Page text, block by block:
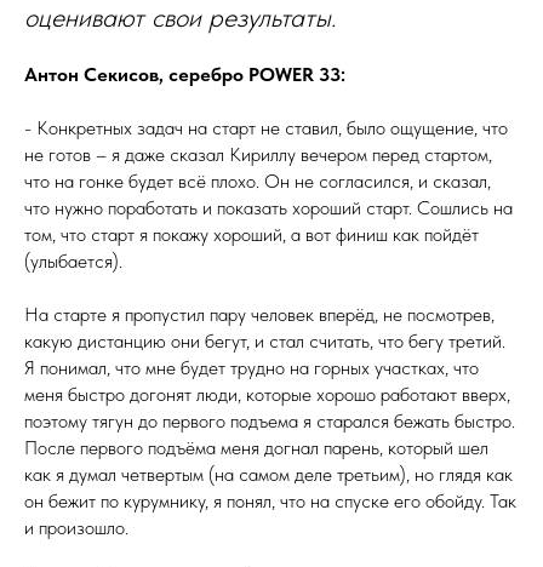
оценивают свои результаты.
Антон Секисов, серебро POWER 33:
- Конкретных задач на старт не ставил, было ощущение, что
не готов – я даже сказал Кириллу вечером перед стартом,
что на гонке будет всё плохо. Он не согласился, и сказал,
что нужно поработать и показать хороший старт. Сошлись на
том, что старт я покажу хороший, а вот финиш как пойдёт
(улыбается).
На старте я пропустил пару человек вперёд, не посмотрев,
какую дистанцию они бегут, и стал считать, что бегу третий.
Я понимал, что мне будет трудно на горных участках, что
меня быстро догонят люди, которые хорошо работают вверх,
поэтому тягун до первого подъема я старался бежать быстро.
После первого подъёма меня догнал парень, который шел
как я думал четвертым (на самом деле третьим), но глядя как
он бежит по курумнику, я понял, что на спуске его обойду. Так
и произошло.